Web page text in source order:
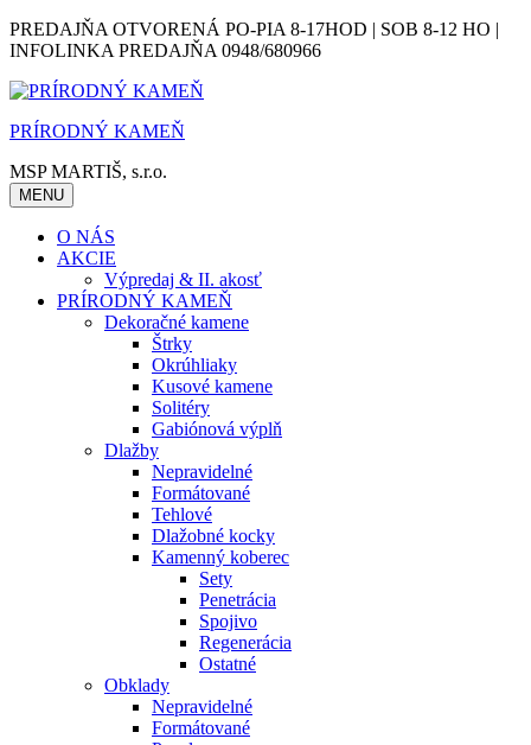
Skip
to
PREDAJŇA OTVORENÁ PO-PIA 8-17HOD | SOB 8-12 HO |
INFOLINKA PREDAJŇA 0948/680966
PRÍRODNÝ KAMEŇ
MSP MARTIŠ, s.r.o.
MENU
O NÁS
AKCIE
Výpredaj & II. akosť
PRÍRODNÝ KAMEŇ
Dekoračné kamene
Štrky
Okrúhliaky
Kusové kamene
Solitéry
Gabiónová výplň
Dlažby
Nepravidelné
Formátované
Tehlové
Dlažobné kocky
Kamenný koberec
Sety
Penetrácia
Spojivo
Regenerácia
Ostatné
Obklady
Nepravidelné
Formátované